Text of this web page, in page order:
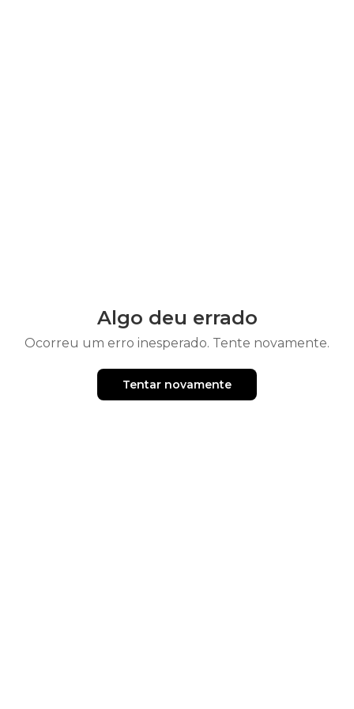
Algo deu errado
Ocorreu um erro inesperado. Tente novamente.
Tentar novamente